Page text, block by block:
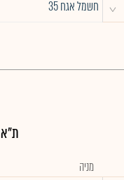
^ חשמל אגח 35
ת"א
מניה